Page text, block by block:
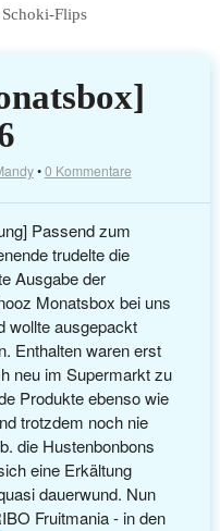
Schoki-Flips
•0 Kommentare
Passend zum
trudelte die
Ausgabe der
Monatsbox bei uns
wollte ausgepackt
Enthalten waren erst
neu im Supermarkt zu
Produkte ebenso wie
trotzdem noch nie
die Hustenbonbons
eine Erkältung
dauerwund. Nun
Fruitmania - in den